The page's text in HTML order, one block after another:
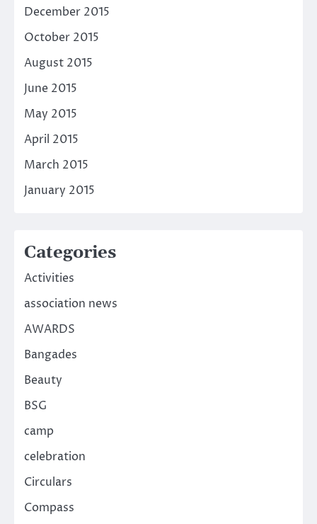
December 2015
October 2015
August 2015
June 2015
May 2015
April 2015
March 2015
January 2015
Categories
Activities
association news
AWARDS
Bangades
Beauty
BSG
camp
celebration
Circulars
Compass